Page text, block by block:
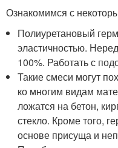
Ознакомимся с
Полиуретановый
эластичностью.
100%. Работать с
Такие смеси могут
ко многим видам
ложатся на бетон,
стекло. Кроме того,
основе присуща и